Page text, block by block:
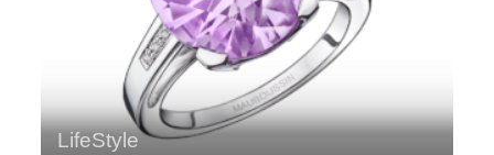
LifeStyle